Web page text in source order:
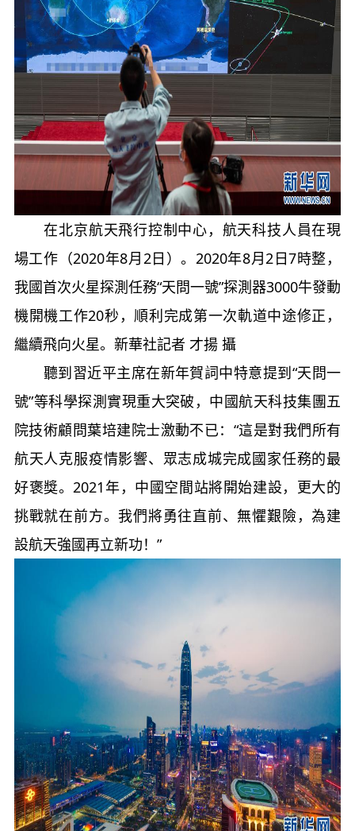
在北京航天飛行控制中心，航天科技人員在現
場工作（2020年8月2日）。2020年8月2日7時整，
我國首次火星探測任務“天問一號”探測器3000牛發動
機開機工作20秒，順利完成第一次軌道中途修正，
繼續飛向火星。新華社記者 才揚 攝
聽到習近平主席在新年賀詞中特意提到“天問一
號”等科學探測實現重大突破，中國航天科技集團五
院技術顧問葉培建院士激動不已：“這是對我們所有
航天人克服疫情影響、眾志成城完成國家任務的最
好褒獎。2021年，中國空間站將開始建設，更大的
挑戰就在前方。我們將勇往直前、無懼艱險，為建
設航天強國再立新功！”